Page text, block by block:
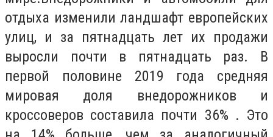
отдыха изменили ландшафт европейских
улиц, и за пятнадцать лет их продажи
выросли почти в пятнадцать раз. В
первой половине 2019 года средняя
мировая доля внедорожников и
кроссоверов составила почти 36% . Это